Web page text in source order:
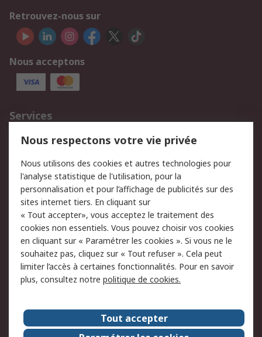
Retrouvez-nous sur
Nous acceptons
Services
750.000 produits
2.500 marques
Retours
Support technique
Track & trace
Legal
Politique de cookies
Sécurité des e-mails
Politique de protection
des données - Mise à
jour
Conditions générales
de vente
A propos de RS
Nous respectons votre vie privée
Nous utilisons des cookies et autres technologies pour
l'analyse statistique de l'utilisation, pour la
personnalisation et pour l’affichage de publicités sur des
sites internet tiers. En cliquant sur
« Tout accepter», vous acceptez le traitement des
cookies non essentiels. Vous pouvez choisir vos cookies
en cliquant sur « Paramétrer les cookies ». Si vous ne le
souhaitez pas, cliquez sur « Tout refuser ». Cela peut
limiter l’accès à certaines fonctionnalités. Pour en savoir
plus, consultez notre politique de cookies.
Tout accepter